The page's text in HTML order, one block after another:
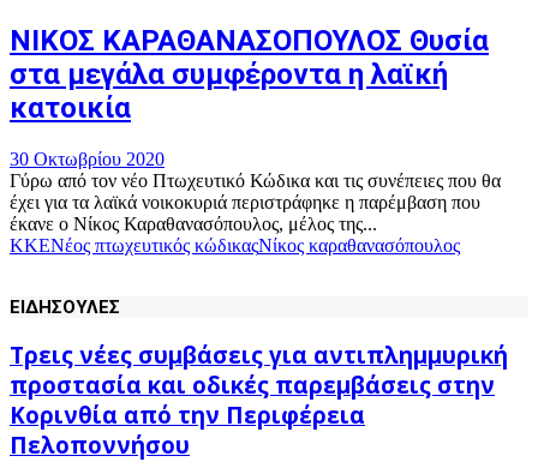
ΝΙΚΟΣ ΚΑΡΑΘΑΝΑΣΟΠΟΥΛΟΣ Θυσία
στα μεγάλα συμφέροντα η λαϊκή
κατοικία
30 Οκτωβρίου 2020
Γύρω από τον νέο Πτωχευτικό Κώδικα και τις συνέπειες που θα
έχει για τα λαϊκά νοικοκυριά περιστράφηκε η παρέμβαση που
έκανε ο Νίκος Καραθανασόπουλος, μέλος της...
ΚΚΕΝέος πτωχευτικός κώδικαςΝίκος καραθανασόπουλος
ΕΙΔΗΣΟΥΛΕΣ
Τρεις νέες συμβάσεις για αντιπλημμυρική
προστασία και οδικές παρεμβάσεις στην
Κορινθία από την Περιφέρεια
Πελοποννήσου